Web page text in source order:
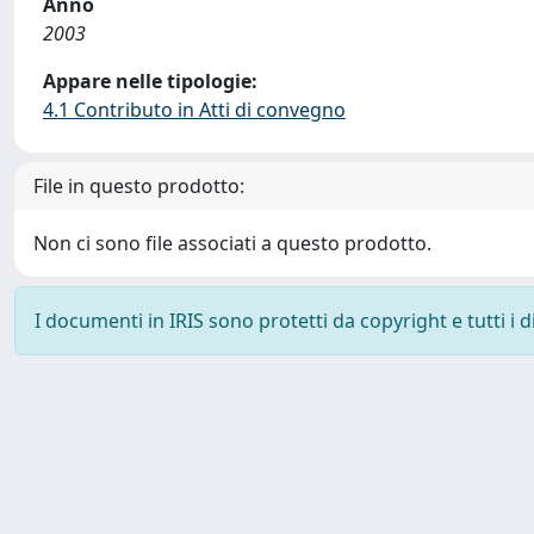
2003
Appare nelle tipologie:
4.1 Contributo in Atti di convegno
File in questo prodotto:
Non ci sono file associati a questo prodotto.
I documenti in IRIS sono protetti da copyright e tutti i